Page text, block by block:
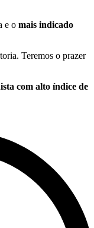
e o mais indicado
Teremos o prazer
com alto índice de